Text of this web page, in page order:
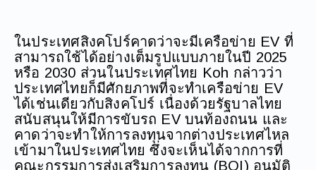
ในประเทศสิงคโปร์คาดว่าจะมีเครือข่าย EV ที่
สามารถใช้ได้อย่างเต็มรูปแบบภายในปี 2025
หรือ 2030 ส่วนในประเทศไทย Koh กล่าวว่า
ประเทศไทยก็มีศักยภาพที่จะทำเครือข่าย EV
ได้เช่นเดียวกับสิงคโปร์ เนื่องด้วยรัฐบาลไทย
สนับสนุนให้มีการขับรถ EV บนท้องถนน และ
คาดว่าจะทำให้การลงทุนจากต่างประเทศไหล
เข้ามาในประเทศไทย ซึ่งจะเห็นได้จากการที่
คณะกรรมการส่งเสริมการลงทุน (BOI) อนุมัติ